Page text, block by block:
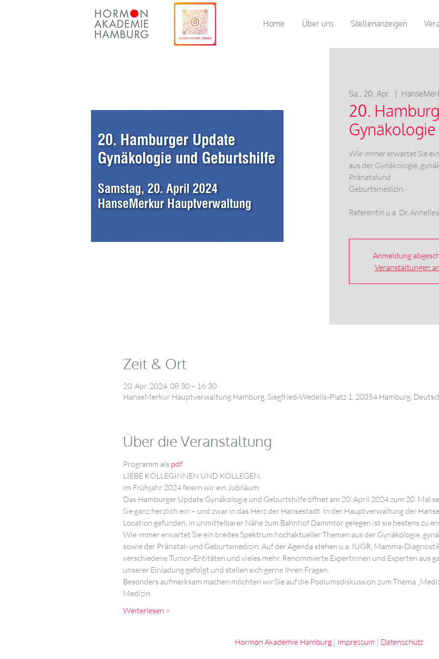
Home Über uns Stellenanzeigen
Sa., 20. Apr.
20.
Wie immer erwartet Sie
aus der Gynäkologie,
Pränatalund
Geburtsmedizin.
Referentin u.a. Dr.
Anmeldung
Veranstaltungen
Zeit & Ort
20. Apr. 2024, 08:30 – 16:30
HanseMerkur Hauptverwaltung Hamburg, Siegfried-Wedells-Platz 1, 20354 Hamburg,
Über die Veranstaltung
Programm als pdf
LIEBE KOLLEGINNEN UND KOLLEGEN,
im Frühjahr 2024 feiern wir ein Jubiläum:
Das Hamburger Update Gynäkologie und Geburtshilfe öffnet am 20. April 2024 zum 20. Mal
Sie ganz herzlich ein – und zwar in das Herz der Hansestadt. In der Hauptverwaltung der
Location gefunden, in unmittelbarer Nähe zum Bahnhof Dammtor gelegen ist sie bestens zu
Wie immer erwartet Sie ein breites Spektrum hochaktueller Themen aus der Gynäkologie,
sowie der Pränatal- und Geburtsmedizin. Auf der Agenda stehen u.a. IUGR, Mamma-
verschiedene Tumor-Entitäten und vieles mehr. Renommierte Expertinnen und Experten aus
unserer Einladung gefolgt und stellen sich gerne Ihren Fragen.
Besonders aufmerksam machen möchten wir Sie auf die Podiumsdiskussion zum Thema
Medizin
Weiterlesen >
Hormon Akademie Hamburg | Impressum | Datenschutz